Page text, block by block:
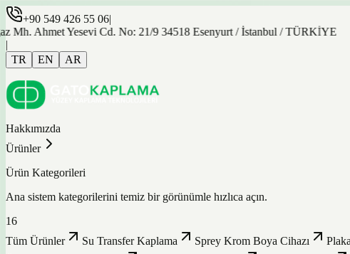
+90 549 426 55 06|
Ahmet Yesevi Cd. No: 21/9 34518 Esenyurt / İstanbul / TÜRKİYE
|
TR
EN AR
Hakkımızda
Ürünler
Ürün Kategorileri
Ana sistem kategorilerini temiz bir görünümle hızlıca açın.
16
Tüm Ürünler
Su Transfer Kaplama Sprey Krom Boya Cihazı